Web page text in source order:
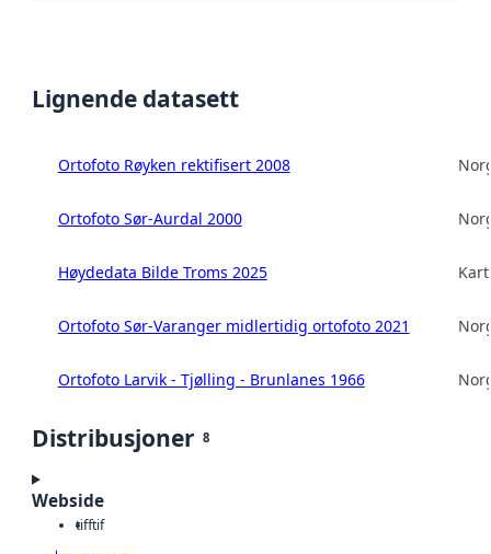
Lignende datasett
Ortofoto Røyken rektifisert 2008
Ortofoto Sør-Aurdal 2000
Høydedata Bilde Troms 2025
Ortofoto Sør-Varanger midlertidig ortofoto 2021
Ortofoto Larvik - Tjølling - Brunlanes 1966
Distribusjoner 8
Webside
tifftif